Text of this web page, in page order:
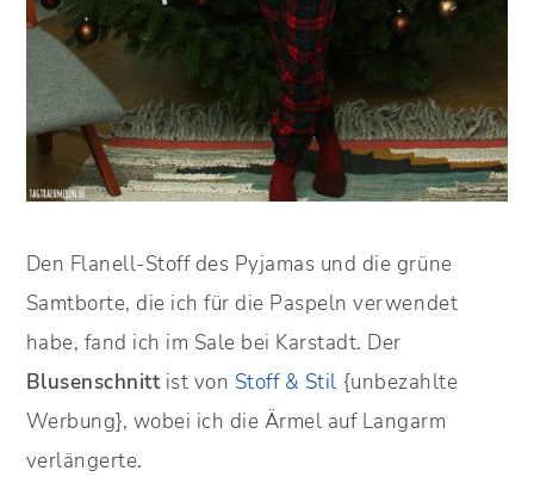
Den Flanell-Stoff des Pyjamas und die grüne
Samtborte, die ich für die Paspeln verwendet
habe, fand ich im Sale bei Karstadt. Der
Blusenschnittist von Stoff & Stil {unbezahlte
Werbung}, wobei ich die Ärmel auf Langarm
verlängerte.